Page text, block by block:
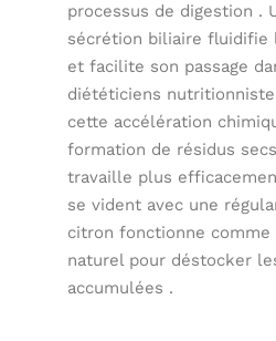
processus de digestion .
sécrétion biliaire fluidifie
et facilite son passage
diététiciens
cette accélération
formation de résidus
travaille plus
se vident avec une
citron fonctionne comme
naturel pour déstocker
accumulées .